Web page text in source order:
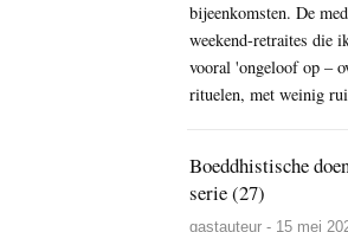
bijeenkomsten. De
weekend-retraites die
vooral 'ongeloof op –
rituelen, met weinig
Boeddhistische
serie (27)
gastauteur - 15 mei